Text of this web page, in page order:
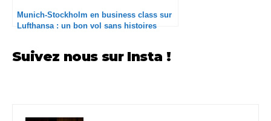
Munich-Stockholm en business class sur
Lufthansa : un bon vol sans histoires
Suivez nous sur Insta !